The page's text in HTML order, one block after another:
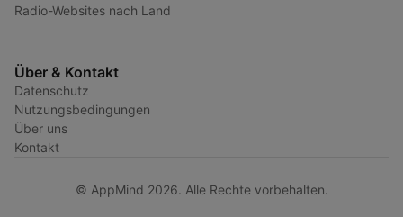
Radio-Websites nach Land
Über & Kontakt
Datenschutz
Nutzungsbedingungen
Über uns
Kontakt
© AppMind 2026. Alle Rechte vorbehalten.